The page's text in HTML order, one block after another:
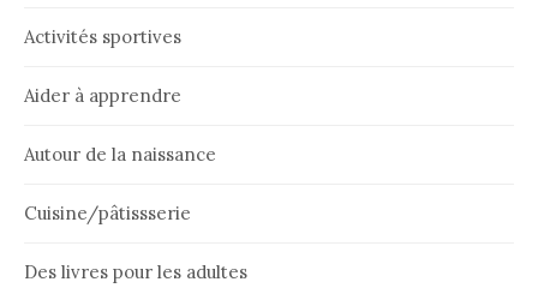
Activités sportives
Aider à apprendre
Autour de la naissance
Cuisine/pâtissserie
Des livres pour les adultes